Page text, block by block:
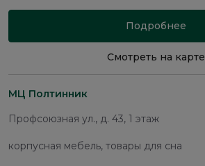
Подробнее
Смотреть на карте
МЦ Полтинник
Профсоюзная ул., д. 43, 1 этаж
корпусная мебель, товары для сна